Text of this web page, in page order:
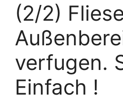
(2/2)
verfugen.
Einfach !